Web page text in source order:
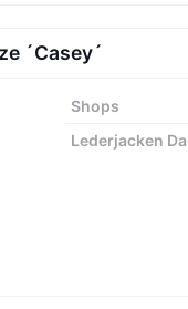
´Casey´
Shops
Lederjacken